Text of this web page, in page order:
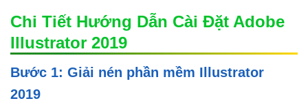
Chi Tiết Hướng Dẫn Cài Đặt Adobe
Illustrator 2019
Bước 1: Giải nén phần mềm Illustrator
2019